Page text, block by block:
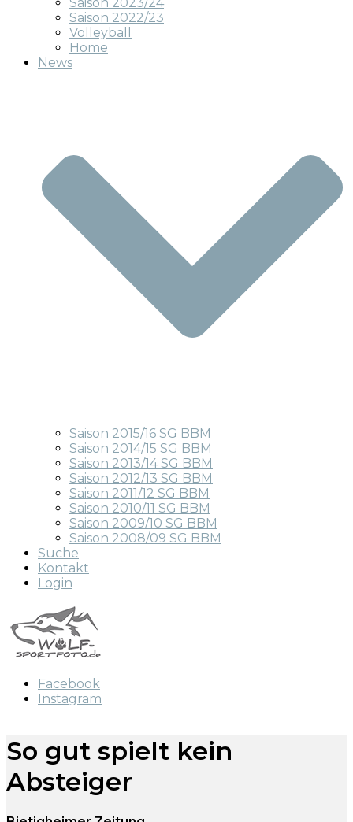
Saison 2022/23
Volleyball
Home
News
Saison 2015/16 SG BBM
Saison 2014/15 SG BBM
Saison 2013/14 SG BBM
Saison 2012/13 SG BBM
Saison 2011/12 SG BBM
Saison 2010/11 SG BBM
Saison 2009/10 SG BBM
Saison 2008/09 SG BBM
Suche
Kontakt
Login
Facebook
Instagram
So gut spielt kein
Absteiger